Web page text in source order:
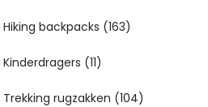
backpacks (163)
(11)
rugzakken (104)